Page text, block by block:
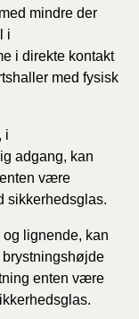
mindre der
i
i direkte kontakt
med fysisk
i
adgang, kan
være
sikkerhedsglas.
og lignende, kan
enten være